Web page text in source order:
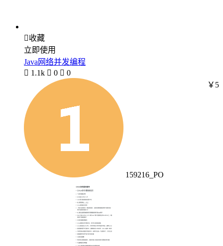
收藏
立即使用
Java网络并发编程
 1.1k  0  0
159216_PO
￥5